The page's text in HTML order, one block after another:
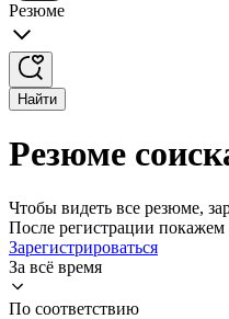
Резюме
Найти
Резюме
Чтобы видеть все резюме,
После регистрации
Зарегистрироваться
За всё время
По соответствию